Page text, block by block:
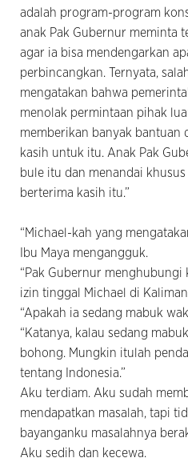
adalah program-program
anak Pak Gubernur meminta
agar ia bisa mendengarkan
perbincangkan. Ternyata,
mengatakan bahwa
menolak permintaan pihak
memberikan banyak bantuan
kasih untuk itu. Anak Pak
bule itu dan menandai
berterima kasih itu.”
“Michael-kah yang
Ibu Maya mengangguk.
“Pak Gubernur menghubungi
izin tinggal Michael di
“Apakah ia sedang mabuk
“Katanya, kalau sedang
bohong. Mungkin itulah
tentang Indonesia.”
Aku terdiam. Aku sudah
mendapatkan masalah, tapi
bayanganku masalahnya
Aku sedih dan kecewa.